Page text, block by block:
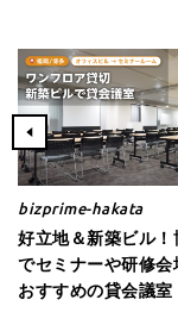
bizprime-hakata
好立地＆新築ビル！
でセミナーや研修会
おすすめの貸会議室